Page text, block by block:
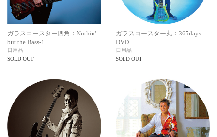
ガラスコースター四角：Nothin'
but the Bass-1
日用品
SOLD OUT
ガラスコースター丸：365days -
DVD
日用品
SOLD OUT